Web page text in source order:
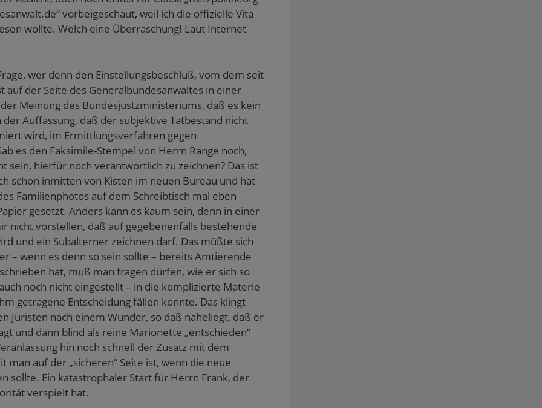
vorbeigeschaut, weil ich die offizielle Vita
wollte. Welch eine Überraschung! Laut Internet
wer denn den Einstellungsbeschluß, vom dem seit
der Seite des Generalbundesanwaltes in einer
Meinung des Bundesjustzministeriums, daß es kein
Auffassung, daß der subjektive Tatbestand nicht
wird, im Ermittlungsverfahren gegen
es den Faksimile-Stempel von Herrn Range noch,
sein, hierfür noch verantwortlich zu zeichnen? Das ist
schon inmitten von Kisten im neuen Bureau und hat
Familienphotos auf dem Schreibtisch mal eben
gesetzt. Anders kann es kaum sein, denn in einer
nicht vorstellen, daß auf gegebenenfalls bestehende
und ein Subalterner zeichnen darf. Das müßte sich
– wenn es denn so sein sollte – bereits Amtierende
hat, muß man fragen dürfen, wie er sich so
noch nicht eingestellt – in die komplizierte Materie
getragene Entscheidung fällen konnte. Das klingt
Juristen nach einem Wunder, so daß naheliegt, daß er
und dann blind als reine Marionette „entschieden“
hin noch schnell der Zusatz mit dem
man auf der „sicheren“ Seite ist, wenn die neue
sollte. Ein katastrophaler Start für Herrn Frank, der
verspielt hat.